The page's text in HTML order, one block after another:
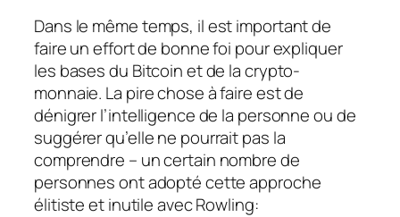
Dans le même temps, il est important de
faire un effort de bonne foi pour expliquer
les bases du Bitcoin et de la crypto-
monnaie. La pire chose à faire est de
dénigrer l’intelligence de la personne ou de
suggérer qu’elle ne pourrait pas la
comprendre – un certain nombre de
personnes ont adopté cette approche
élitiste et inutile avec Rowling: